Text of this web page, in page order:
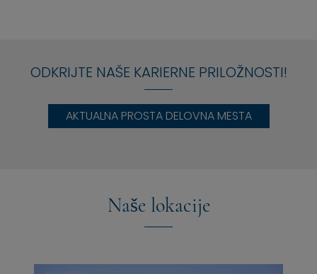
Poleg številnih priložnosti, ki jih ponuja počitniška
regija Tegernsee, sem se navdušil tudi nad
ODKRIJTE NAŠE KARIERNE PRILOŽNOSTI!
AKTUALNA PROSTA DELOVNA MESTA
Naše lokacije